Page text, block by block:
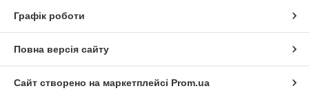
Графік роботи
Повна версія сайту
Сайт створено на маркетплейсі Prom.ua